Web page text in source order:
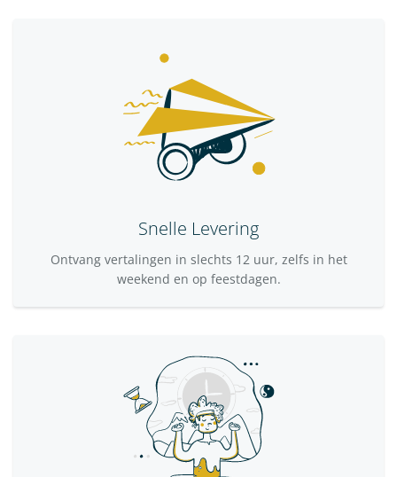
Snelle Levering
Ontvang vertalingen in slechts 12 uur, zelfs in het
weekend en op feestdagen.